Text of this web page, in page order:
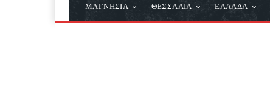
ΜΑΓΝΗΣΙΑ ΘΕΣΣΑΛΙΑ ΕΛΛΑΔΑ